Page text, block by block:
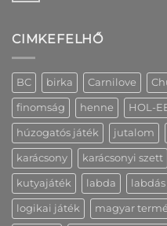
es
változatban
Creative
hűségprogramjának
szállítás
CIMKEFELHŐ
BC birka Carnilove
finomság henne HOL-
húzogatós játék jutalom
karácsony karácsonyi szett
kutyajáték labda labdás
logikai játék magyar